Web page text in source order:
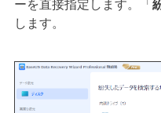
ーを直接指定します。「
します。